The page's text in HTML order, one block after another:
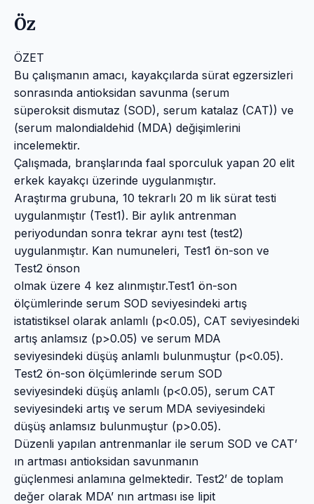
Öz
ÖZET
Bu çalışmanın amacı, kayakçılarda sürat egzersizleri
sonrasında antioksidan savunma (serum
süperoksit dismutaz (SOD), serum katalaz (CAT)) ve
(serum malondialdehid (MDA) değişimlerini
incelemektir.
Çalışmada, branşlarında faal sporculuk yapan 20 elit
erkek kayakçı üzerinde uygulanmıştır.
Araştırma grubuna, 10 tekrarlı 20 m lik sürat testi
uygulanmıştır (Test1). Bir aylık antrenman
periyodundan sonra tekrar aynı test (test2)
uygulanmıştır. Kan numuneleri, Test1 ön-son ve
Test2 önson
olmak üzere 4 kez alınmıştır.Test1 ön-son
ölçümlerinde serum SOD seviyesindeki artış
istatistiksel olarak anlamlı (p<0.05), CAT seviyesindeki
artış anlamsız (p>0.05) ve serum MDA
seviyesindeki düşüş anlamlı bulunmuştur (p<0.05).
Test2 ön-son ölçümlerinde serum SOD
seviyesindeki düşüş anlamlı (p<0.05), serum CAT
seviyesindeki artış ve serum MDA seviyesindeki
düşüş anlamsız bulunmuştur (p>0.05).
Düzenli yapılan antrenmanlar ile serum SOD ve CAT’
ın artması antioksidan savunmanın
güçlenmesi anlamına gelmektedir. Test2’ de toplam
değer olarak MDA’ nın artması ise lipit